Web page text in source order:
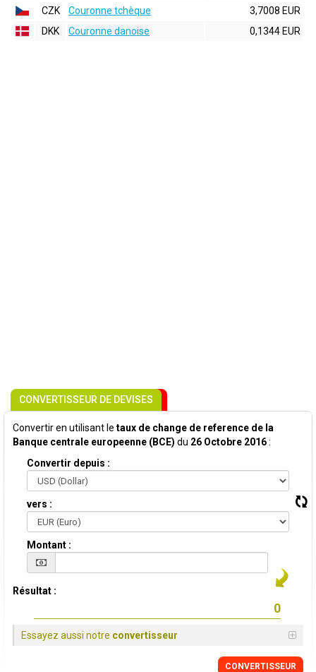
CZK
Couronne tchèque
3,7008 EUR
DKK
Couronne danoise 0,1344 EUR
CONVERTISSEUR DE DEVISES
Convertir en utilisant le taux de change de reference de la
Banque centrale europeenne (BCE) du 26 Octobre 2016:
Convertir depuis :
vers :
Montant :
Résultat :
Essayez aussi notre convertisseur
CONVERTISSEUR